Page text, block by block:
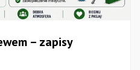
– zapisy